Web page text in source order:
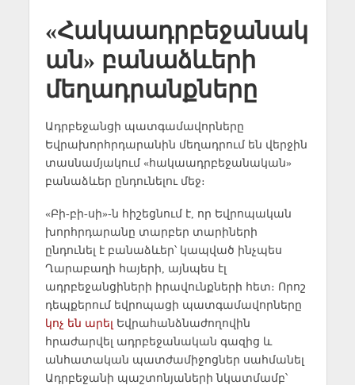
«Հակաադրբեջանակ
ան» բանաձևերի
մեղադրանքները
Ադրբեջանցի պատգամավորները
Եվրախորհրդարանին մեղադրում են վերջին
տասնամյակում «հակաադրբեջանական»
բանաձևեր ընդունելու մեջ։
«Բի-բի-սի»-ն հիշեցնում է, որ Եվրոպական
խորհրդարանը տարբեր տարիների
ընդունել է բանաձևեր՝ կապված ինչպես
Ղարաբաղի հայերի, այնպես էլ
ադրբեջանցիների իրավունքների հետ։ Որոշ
դեպքերում եվրոպացի պատգամավորները
կոչ են արել Եվրահանձնաժողովին
հրաժարվել ադրբեջանական գազից և
անհատական պատժամիջոցներ սահմանել
Ադրբեջանի պաշտոնյաների նկատմամբ՝